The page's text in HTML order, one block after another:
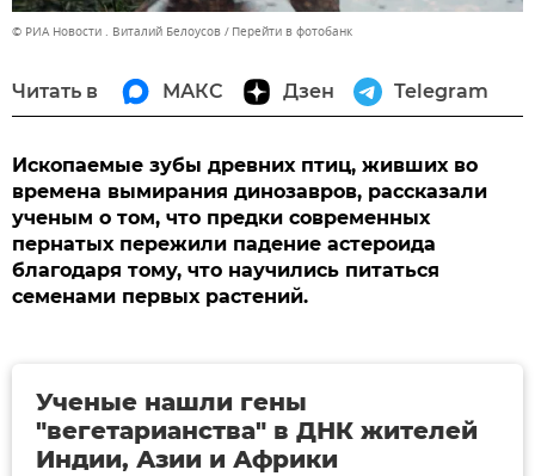
© РИА Новости . Виталий Белоусов Перейти в фотобанк
Читать в МАКС Дзен Telegram
Ископаемые зубы древних птиц, живших во
времена вымирания динозавров, рассказали
ученым о том, что предки современных
пернатых пережили падение астероида
благодаря тому, что научились питаться
семенами первых растений.
Ученые нашли гены
"вегетарианства" в ДНК жителей
Индии, Азии и Африки